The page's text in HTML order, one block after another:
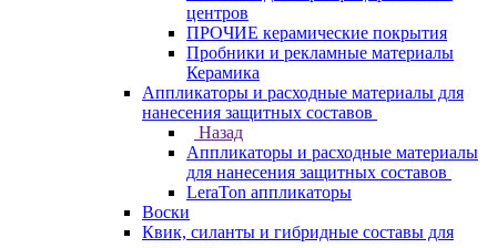
центров
ПРОЧИЕ керамические покрытия
Пробники и рекламные материалы
Керамика
Аппликаторы и расходные материалы для
нанесения защитных составов
Назад
Аппликаторы и расходные материалы
для нанесения защитных составов
LeraTon аппликаторы
Воски
Квик, силанты и гибридные составы для